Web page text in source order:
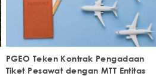
PGEO Teken Kontrak Pengadaan
Tiket Pesawat dengan MTT Entitas